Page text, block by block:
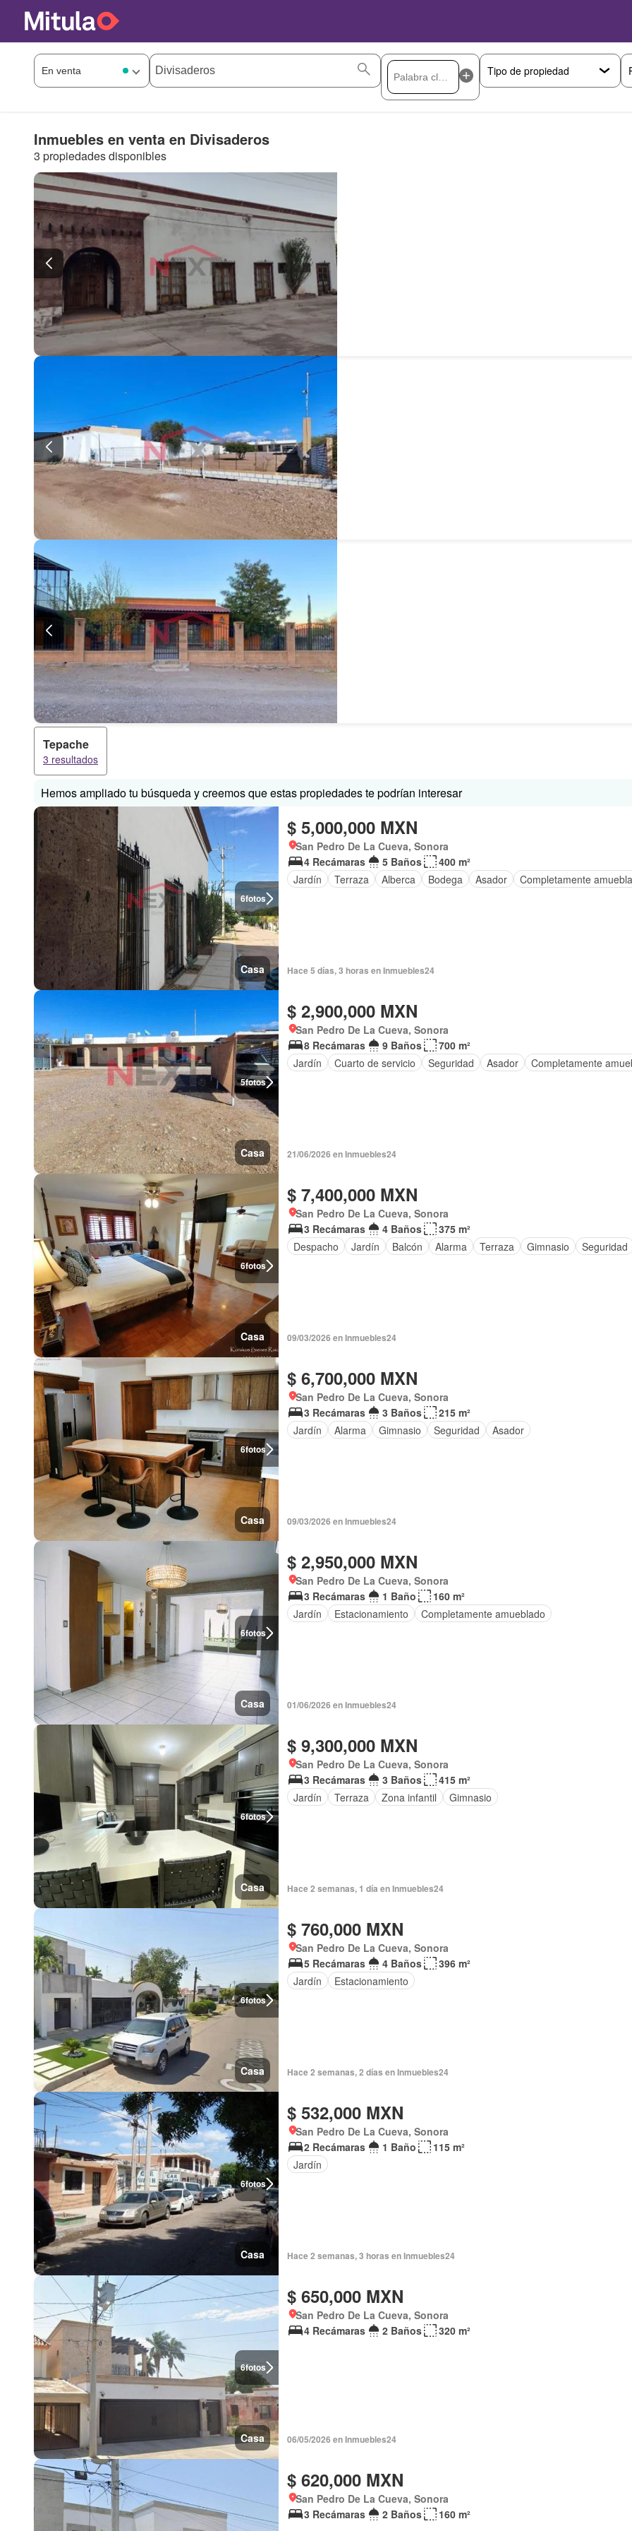
Inmuebles en venta en Divisaderos
3 propiedades disponibles
Tepache
3 resultados
Hemos ampliado tu búsqueda y creemos que estas propiedades te podrían interesar
6fotos
Casa
$ 5,000,000 MXN
San Pedro De La Cueva, Sonora
4 Recámaras
5 Baños
400 m²
Jardín
Terraza Alberca Bodega Asador Completamente
Hace 5 días, 3 horas en Inmuebles24
5fotos
Casa
$ 2,900,000 MXN
San Pedro De La Cueva, Sonora
8 Recámaras
9 Baños
700 m²
Jardín
Cuarto de servicio Seguridad Asador Completamente
21/06/2026 en Inmuebles24
6fotos
Casa
$ 7,400,000 MXN
San Pedro De La Cueva, Sonora
3 Recámaras
4 Baños
375 m²
Despacho
Jardín Balcón Alarma Terraza Gimnasio Seguridad
09/03/2026 en Inmuebles24
6fotos
Casa
$ 6,700,000 MXN
San Pedro De La Cueva, Sonora
3 Recámaras
3 Baños
215 m²
Jardín
Alarma Gimnasio Seguridad Asador
09/03/2026 en Inmuebles24
6fotos
Casa
$ 2,950,000 MXN
San Pedro De La Cueva, Sonora
3 Recámaras
1 Baño
160 m²
Jardín
Estacionamiento Completamente amueblado
01/06/2026 en Inmuebles24
6fotos
Casa
$ 9,300,000 MXN
San Pedro De La Cueva, Sonora
3 Recámaras
3 Baños
415 m²
Jardín
Terraza Zona infantil Gimnasio
Hace 2 semanas, 1 día en Inmuebles24
6fotos
Casa
$ 760,000 MXN
San Pedro De La Cueva, Sonora
5 Recámaras
4 Baños
396 m²
Jardín
Estacionamiento
Hace 2 semanas, 2 días en Inmuebles24
6fotos
Casa
$ 532,000 MXN
San Pedro De La Cueva, Sonora
2 Recámaras
1 Baño
115 m²
Jardín
Hace 2 semanas, 3 horas en Inmuebles24
6fotos
Casa
$ 650,000 MXN
San Pedro De La Cueva, Sonora
4 Recámaras
2 Baños 320 m²
06/05/2026 en Inmuebles24
$ 620,000 MXN
San Pedro De La Cueva, Sonora
3 Recámaras
2 Baños 160 m²